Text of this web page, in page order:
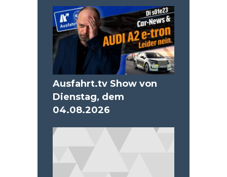
Ausfahrt.tv Show von
Dienstag, dem
04.08.2026